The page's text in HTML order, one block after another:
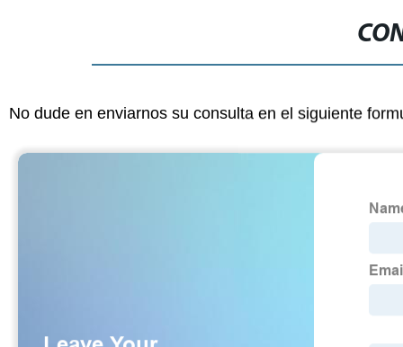
No dude en enviarnos su consulta en el siguiente